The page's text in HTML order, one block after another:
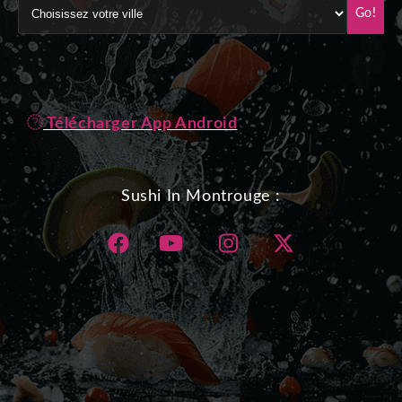
Go!
Télécharger App Android
Sushi In Montrouge :